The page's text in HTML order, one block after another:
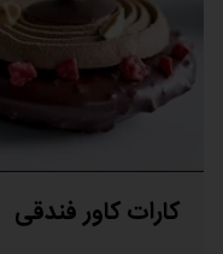
کارات کاور فندقی